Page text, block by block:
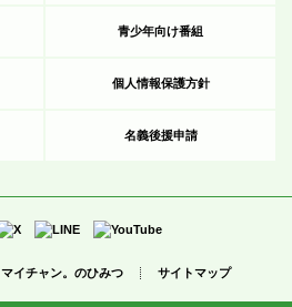
青少年向け番組
個人情報保護方針
名義後援申請
マイチャン。のひみつ サイトマップ